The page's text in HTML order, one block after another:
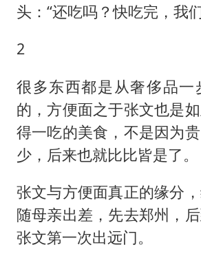
头：“还吃吗？快吃完，我
2
很多东西都是从奢侈品一
的，方便面之于张文也是
得一吃的美食，不是因为
少，后来也就比比皆是了。
张文与方便面真正的缘分
随母亲出差，先去郑州，
张文第一次出远门。